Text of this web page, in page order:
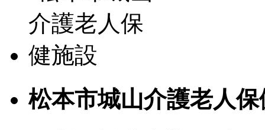
松本市城山介護老人